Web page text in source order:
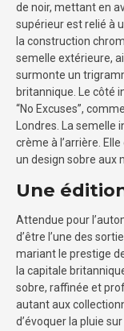
de noir, mettant en
supérieur est relié à
la construction
semelle extérieure,
surmonte un
britannique. Le côté
“No Excuses”,
Londres. La semelle
crème à l’arrière.
un design sobre aux
Une
Attendue pour
d’être l’une des
mariant le prestige
la capitale
sobre, raffinée et
autant aux
d’évoquer la pluie